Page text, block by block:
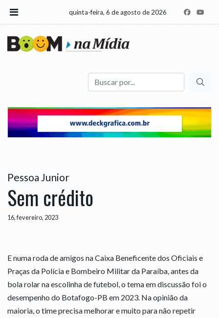
quinta-feira, 6 de agosto de 2026
Buscar
Pessoa Junior
Sem crédito
16, fevereiro, 2023
E numa roda de amigos na Caixa Beneficente dos Oficiais e
Praças da Polícia e Bombeiro Militar da Paraíba, antes da
bola rolar na escolinha de futebol, o tema em discussão foi o
desempenho do Botafogo-PB em 2023. Na opinião da
maioria, o time precisa melhorar e muito para não repetir